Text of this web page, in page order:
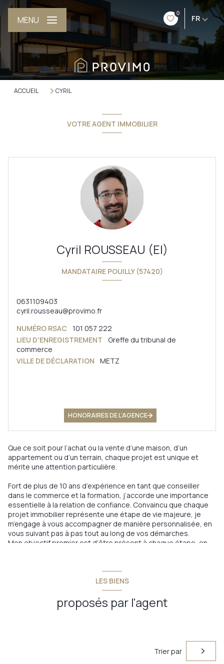
0
FR
MENU
ACCUEIL CYRIL
VOTRE AGENT IMMOBILIER
Cyril ROUSSEAU (EI)
MANDATAIRE POUILLY (57420)
0631109403
cyril.rousseau@provimo.fr
NUMÉRO RSAC
101 057 222
LIEU D'ENREGISTREMENT
Greffe du tribunal de
commerce
VILLE DE DÉCLARATION
METZ
HONORAIRES DE L'AGENCE
Que ce soit pour l’achat ou la vente d’une maison, d’un
appartement ou d’un terrain, chaque projet est unique et
mérite une attention particulière.
Fort de plus de 10 ans d’expérience en tant que conseiller
dans le commerce et la formation, j’accorde une importance
essentielle à la relation de confiance. Convaincu que chaque
projet immobilier représente une étape de vie majeure, je
m’engage à vous accompagner de manière personnalisée, en
vous suivant pas à pas tout au long de vos démarches.
Mon objectif premier est d’être présent à chaque étape, en
LES BIENS
proposés par l'agent
Trier par